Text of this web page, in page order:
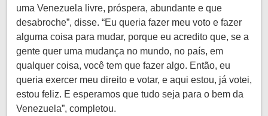
uma Venezuela livre, próspera, abundante e que
desabroche”, disse. “Eu queria fazer meu voto e fazer
alguma coisa para mudar, porque eu acredito que, se a
gente quer uma mudança no mundo, no país, em
qualquer coisa, você tem que fazer algo. Então, eu
queria exercer meu direito e votar, e aqui estou, já votei,
estou feliz. E esperamos que tudo seja para o bem da
Venezuela”, completou.